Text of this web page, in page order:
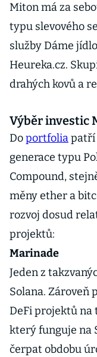
Miton má za
typu slevového
služby Dáme
Heureka.cz.
drahých kovů a
Výběr investic
Doportfoliapatří
generace typu
Compound,
měny ether a
rozvoj dosud
projektů:
Marinade
Jeden z
Solana. Zároveň
DeFi projektů na
který funguje na
čerpat obdobu